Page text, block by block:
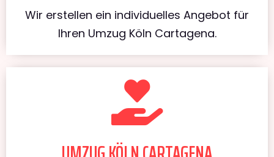
Wir erstellen ein individuelles Angebot für
Ihren Umzug Köln Cartagena.